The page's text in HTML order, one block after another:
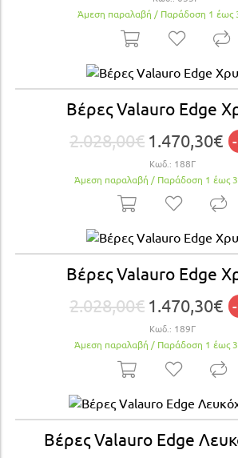
Άμεση παραλαβή / Παράδoση 1 έως
Βέρες Valauro Edge
2.028,00€ 1.470,30€
Κωδ.: 188Γ
Άμεση παραλαβή / Παράδoση 1 έως 3
Βέρες Valauro Edge
2.028,00€ 1.470,30€
Κωδ.: 189Γ
Άμεση παραλαβή / Παράδoση 1 έως 3
Βέρες Valauro Edge